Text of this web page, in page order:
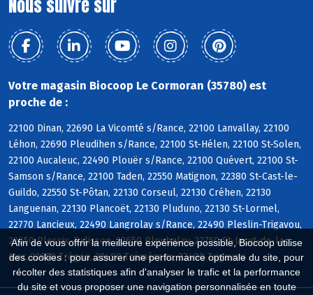
Afin de vous offrir la meilleure expérience possible, Biocoop utilise
des cookies : pour assurer une performance optimale du site, pour
récolter des statistiques afin d'analyser le trafic et la performance
du site et vous proposer une navigation personnalisée en toute
Nous suivre sur
Votre magasin Biocoop Le Cormoran (35780) est
proche de :
22100 Dinan, 22690 La Vicomté s/Rance, 22100 Lanvallay, 22100
Léhon, 22690 Pleudihen s/Rance, 22100 St-Hélen, 22100 St-Solen,
22100 Aucaleuc, 22490 Plouër s/Rance, 22100 Quévert, 22100 St-
Samson s/Rance, 22100 Taden, 22550 Matignon, 22380 St-Cast-le-
Guildo, 22550 St-Pôtan, 22130 Corseul, 22130 Créhen, 22130
Languenan, 22130 Plancoët, 22130 Pluduno, 22130 St-Lormel,
22770 Lancieux, 22490 Langrolay s/Rance, 22490 Pleslin-Trigavou,
22650 Plessix-Balisson, 22650 Ploubalay, 22750 St-Jacut-de-la-
Mer, 22650 Trégon, 22490 Tréméreuc, 22490 Trigavou